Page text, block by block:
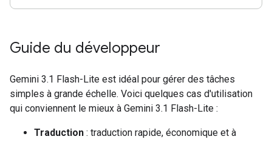
Guide du développeur
Gemini 3.1 Flash-Lite est idéal pour gérer des tâches
simples à grande échelle. Voici quelques cas d'utilisation
qui conviennent le mieux à Gemini 3.1 Flash-Lite :
Traduction : traduction rapide, économique et à